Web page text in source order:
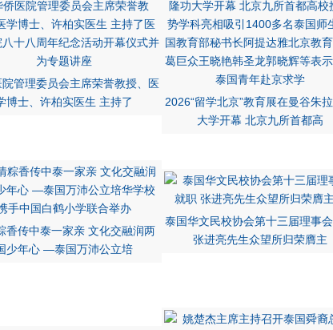
管理委员会主席荣誉教授、医
博士、许柏实医生 主持了
2026“留学北京”教育展在曼谷朱
大学开幕 北京九所首都高
香传中泰一家亲 文化交融润两
少年心 —泰国万沛公立培
泰国华文民校协会第十三届理事
张进亮先生众望所归荣膺主